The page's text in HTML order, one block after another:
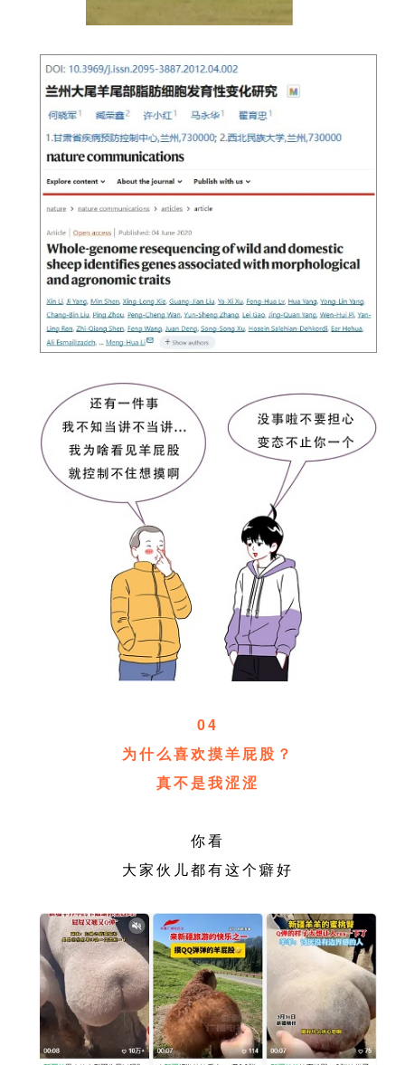
04
为什么喜欢摸羊屁股？
真不是我涩涩
你看
大家伙儿都有这个癖好